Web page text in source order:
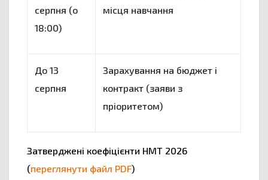
серпня (о
18:00)
місця навчання
До 13
серпня
Зарахування на бюджет і
контракт (заяви з
пріоритетом)
Затверджені коефіцієнти НМТ 2026
(переглянути файл PDF)